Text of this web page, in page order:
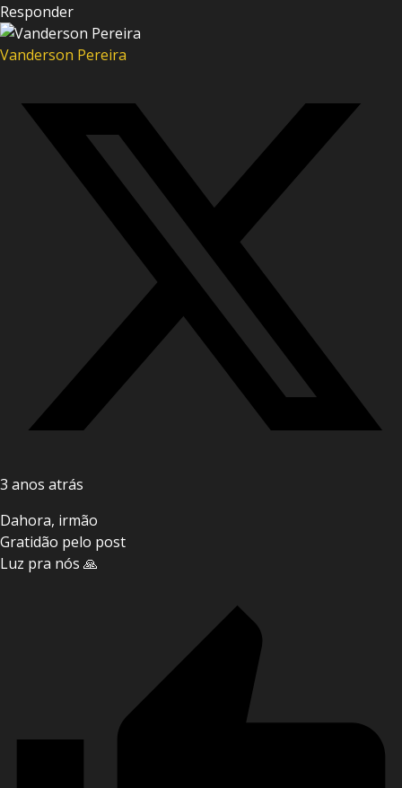
Responder
Vanderson Pereira
3 anos atrás
Dahora, irmão
Gratidão pelo post
Luz pra nós 🙏